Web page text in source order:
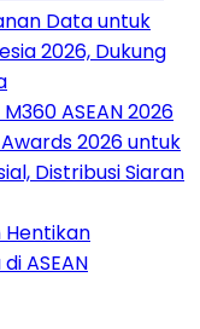
Data untuk
2026, Dukung
ASEAN 2026
2026 untuk
Distribusi Siaran
Hentikan
ASEAN